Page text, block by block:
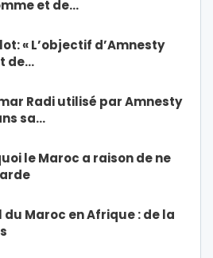
et de…
« L’objectif d’Amnesty
de…
Radi utilisé par Amnesty
sa…
le Maroc a raison de ne
Maroc en Afrique : de la